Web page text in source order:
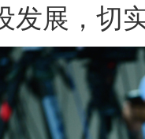
发展，切